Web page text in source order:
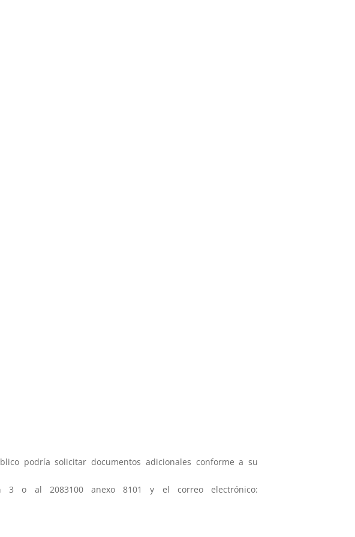
podría solicitar documentos adicionales conforme a su
3 o al 2083100 anexo 8101 y el correo electrónico: